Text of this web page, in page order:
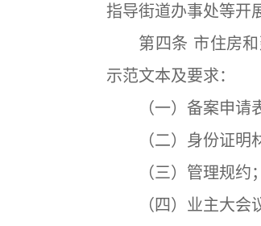
指导街道办事处等开
第四条 市住房和
示范文本及要求：
（一）备案申请表
（二）身份证明材
（三）管理规约；
（四）业主大会议